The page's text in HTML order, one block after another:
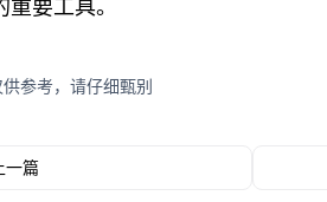
要工具。
参考，请仔细甄别
一篇